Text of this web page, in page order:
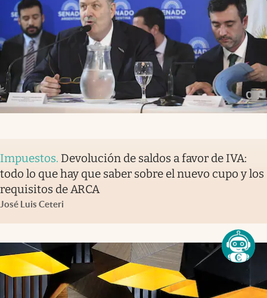
Impuestos. Devolución de saldos a favor de IVA:
todo lo que hay que saber sobre el nuevo cupo y los
requisitos de ARCA
José Luis Ceteri